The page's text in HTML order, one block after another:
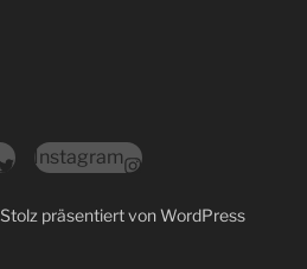
Instagram
Stolz präsentiert von WordPress